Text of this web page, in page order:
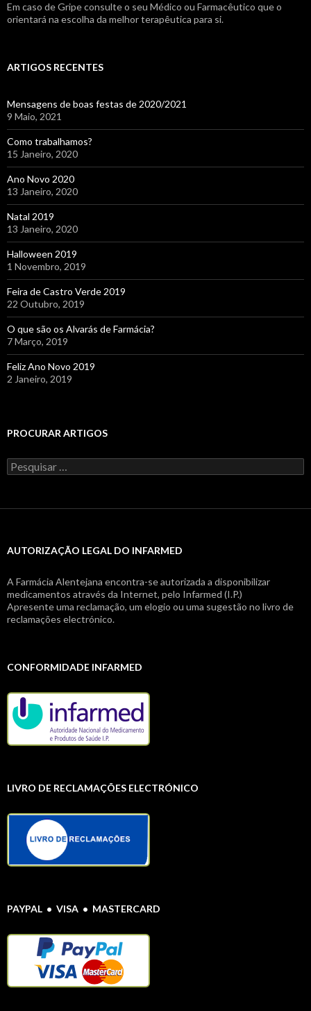
Em caso de Gripe consulte o seu Médico ou Farmacêutico que o
orientará na escolha da melhor terapêutica para si.
ARTIGOS RECENTES
Mensagens de boas festas de 2020/2021
9 Maio, 2021
Como trabalhamos?
15 Janeiro, 2020
Ano Novo 2020
13 Janeiro, 2020
Natal 2019
13 Janeiro, 2020
Halloween 2019
1 Novembro, 2019
Feira de Castro Verde 2019
22 Outubro, 2019
O que são os Alvarás de Farmácia?
7 Março, 2019
Feliz Ano Novo 2019
2 Janeiro, 2019
PROCURAR ARTIGOS
Pesquisar
por:
AUTORIZAÇÃO LEGAL DO INFARMED
A Farmácia Alentejana encontra-se autorizada a disponibilizar
medicamentos através da Internet, pelo Infarmed (I.P.)
Apresente uma reclamação, um elogio ou uma sugestão no livro de
reclamações electrónico.
CONFORMIDADE INFARMED
LIVRO DE RECLAMAÇÕES ELECTRÓNICO
PAYPAL • VISA • MASTERCARD